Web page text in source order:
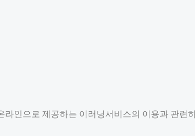
인으로 제공하는 이러닝서비스의 이용과 관련